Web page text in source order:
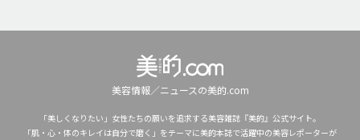
美容情報／ニュースの美的.com
「美しくなりたい」女性たちの願いを追求する美容雑誌『美的』公式サイト。
「肌・心・体のキレイは自分で磨く」をテーマに美的本誌で活躍中の美容レポーターが